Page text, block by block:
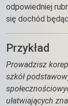
odpowiedniej
się dochód
Przykład
Prowadzisz
szkół
ułatwiających